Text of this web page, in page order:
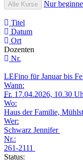
Alle Kurse Nur
Titel
Datum
Ort
Dozenten
Nr.
LEFino für Januar bis
Wann:
Fr. 17.04.2026, 10.30
Wo:
Haus der Familie,
Wer:
Schwarz Jennifer
Nr.:
261-2111
Status: